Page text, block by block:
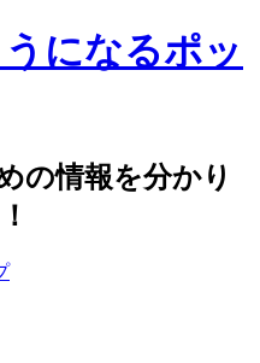
になるポッ
の情報を分かり